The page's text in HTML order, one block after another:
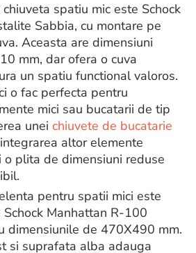
spatiu mic este Schock
Sabbia, cu montare pe
Aceasta are dimensiuni
mm, dar ofera o cuva
un spatiu functional valoros.
o fac perfecta pentru
mici sau bucatarii de tip
unei chiuvete de bucatarie
altor elemente
o plita de dimensiuni reduse
pentru spatii mici este
Manhattan R-100
dimensiunile de 470X490 mm.
si suprafata alba adauga